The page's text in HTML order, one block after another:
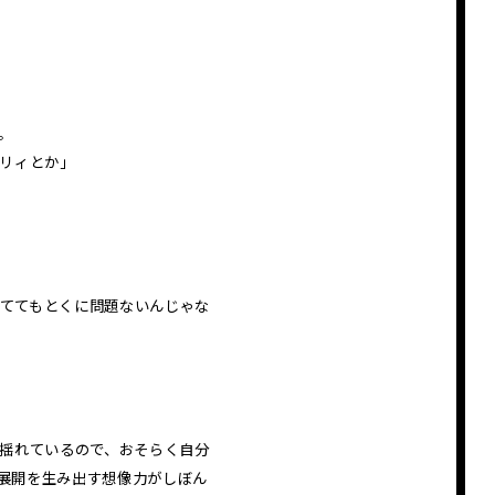
ィとか」
てもとくに問題ないんじゃな
れているので、おそらく自分
開を生み出す想像力がしぼん